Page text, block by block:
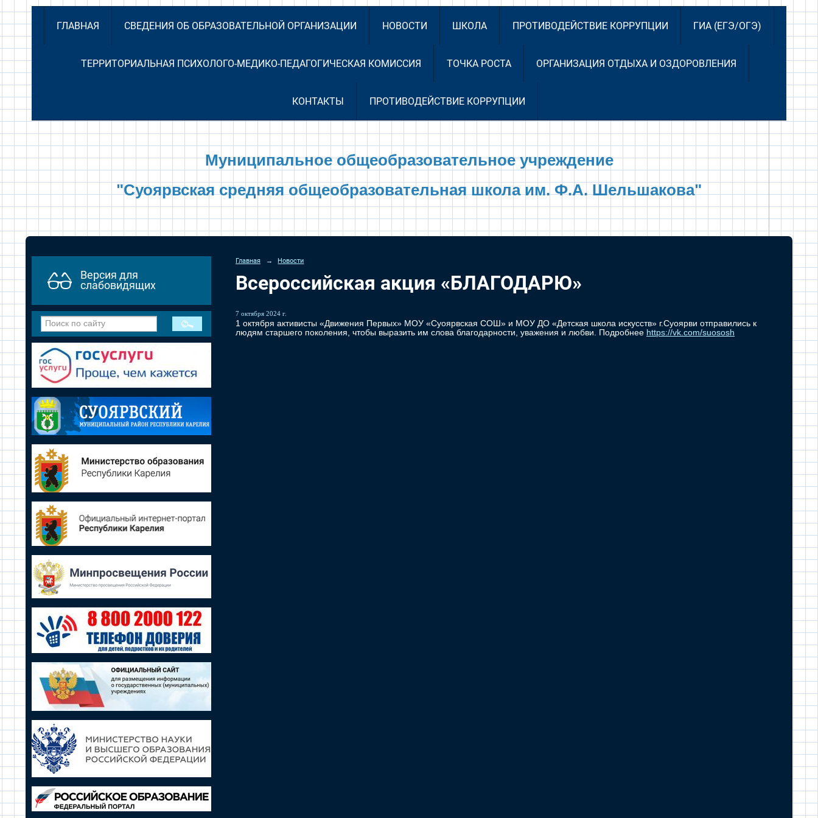
ГЛАВНАЯ СВЕДЕНИЯ ОБ ОБРАЗОВАТЕЛЬНОЙ ОРГАНИЗАЦИИ НОВОСТИ ШКОЛА ПРОТИВОДЕЙСТВИЕ КОРРУПЦИИ ГИА (ЕГЭ/ОГЭ)
ТЕРРИТОРИАЛЬНАЯ ПСИХОЛОГО-МЕДИКО-ПЕДАГОГИЧЕСКАЯ КОМИССИЯ ТОЧКА РОСТА ОРГАНИЗАЦИЯ ОТДЫХА И ОЗДОРОВЛЕНИЯ
КОНТАКТЫ ПРОТИВОДЕЙСТВИЕ КОРРУПЦИИ
Муниципальное общеобразовательное учреждение
"Суоярвская средняя общеобразовательная школа им. Ф.А. Шельшакова"
Версия для
слабовидящих
Главная → Новости
Всероссийская акция «БЛАГОДАРЮ»
7 октября 2024 г.
1 октября активисты «Движения Первых» МОУ «Суоярвская СОШ» и МОУ ДО «Детская школа искусств» г.Суоярви отправились к
людям старшего поколения, чтобы выразить им слова благодарности, уважения и любви. Подробнее https://vk.com/suososh